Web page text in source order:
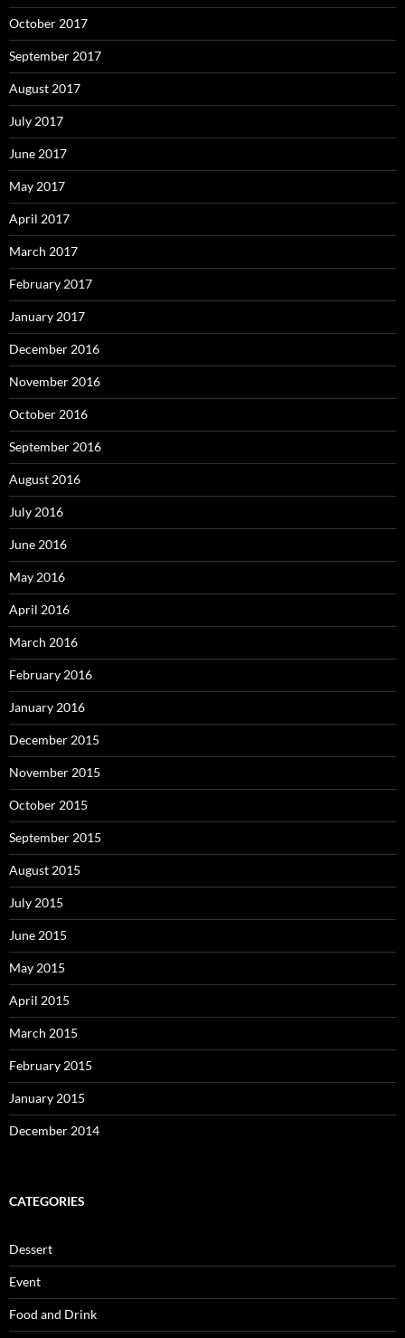
October 2017
September 2017
August 2017
July 2017
June 2017
May 2017
April 2017
March 2017
February 2017
January 2017
December 2016
November 2016
October 2016
September 2016
August 2016
July 2016
June 2016
May 2016
April 2016
March 2016
February 2016
January 2016
December 2015
November 2015
October 2015
September 2015
August 2015
July 2015
June 2015
May 2015
April 2015
March 2015
February 2015
January 2015
December 2014
CATEGORIES
Dessert
Event
Food and Drink